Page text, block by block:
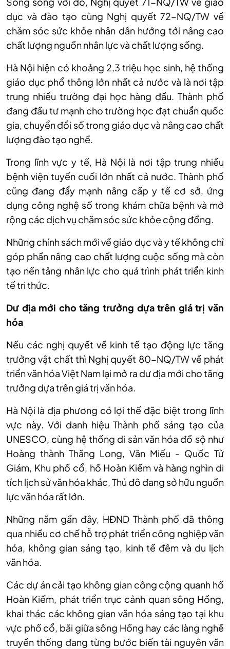
dục và đào tạo cùng Nghị quyết 72-NQ/TW về
chăm sóc sức khỏe nhân dân hướng tới nâng cao
chất lượng nguồn nhân lực và chất lượng sống.
Hà Nội hiện có khoảng 2,3 triệu học sinh, hệ thống
giáo dục phổ thông lớn nhất cả nước và là nơi tập
trung nhiều trường đại học hàng đầu. Thành phố
đang đầu tư mạnh cho trường học đạt chuẩn quốc
gia, chuyển đổi số trong giáo dục và nâng cao chất
lượng đào tạo nghề.
Trong lĩnh vực y tế, Hà Nội là nơi tập trung nhiều
bệnh viện tuyến cuối lớn nhất cả nước. Thành phố
cũng đang đẩy mạnh nâng cấp y tế cơ sở, ứng
dụng công nghệ số trong khám chữa bệnh và mở
rộng các dịch vụ chăm sóc sức khỏe cộng đồng.
Những chính sách mới về giáo dục và y tế không chỉ
góp phần nâng cao chất lượng cuộc sống mà còn
tạo nền tảng nhân lực cho quá trình phát triển kinh
tế tri thức.
Dư địa mới cho tăng trưởng dựa trên giá trị văn
hóa
Nếu các nghị quyết về kinh tế tạo động lực tăng
trưởng vật chất thì Nghị quyết 80-NQ/TW về phát
triển văn hóa Việt Nam lại mở ra dư địa mới cho tăng
trưởng dựa trên giá trị văn hóa.
Hà Nội là địa phương có lợi thế đặc biệt trong lĩnh
vực này. Với danh hiệu Thành phố sáng tạo của
UNESCO, cùng hệ thống di sản văn hóa đồ sộ như
Hoàng thành Thăng Long, Văn Miếu - Quốc Tử
Giám, Khu phố cổ, hồ Hoàn Kiếm và hàng nghìn di
tích lịch sử văn hóa khác, Thủ đô đang sở hữu nguồn
lực văn hóa rất lớn.
Những năm gần đây, HĐND Thành phố đã thông
qua nhiều cơ chế hỗ trợ phát triển công nghiệp văn
hóa, không gian sáng tạo, kinh tế đêm và du lịch
văn hóa.
Các dự án cải tạo không gian công cộng quanh hồ
Hoàn Kiếm, phát triển trục cảnh quan sông Hồng,
khai thác các không gian văn hóa sáng tạo tại khu
vực phố cổ, bãi giữa sông Hồng hay các làng nghề
truyền thống đang từng bước biến tài nguyên văn